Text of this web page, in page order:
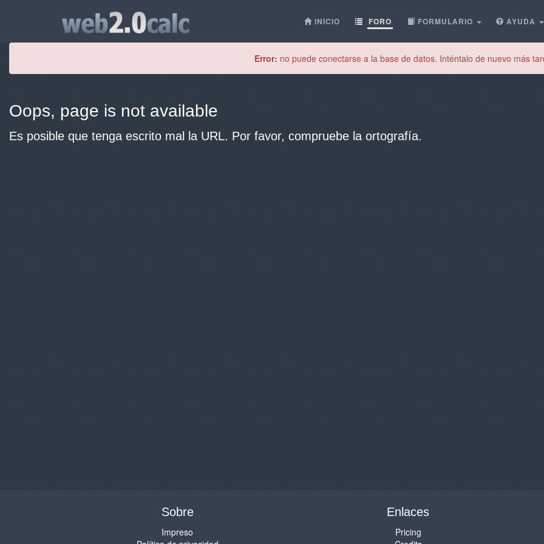
INICIO FORO FORMULARIO AYUDA
Error: no puede conectarse a la base de datos. Inténtalo de nuevo más
Oops, page is not available
Es posible que tenga escrito mal la URL. Por favor, compruebe la ortografía.
Sobre
Impreso
Enlaces
Pricing